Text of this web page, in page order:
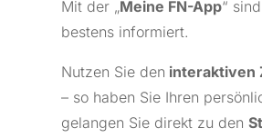
Mit der „Meine FN-App“
bestens informiert.
Nutzen Sie den interaktiven
– so haben Sie Ihren
gelangen Sie direkt zu den